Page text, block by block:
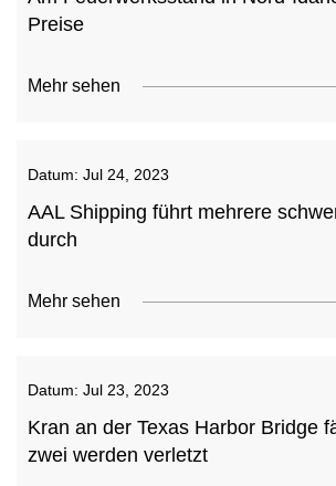
Preise
Mehr sehen
Datum: Jul 24, 2023
AAL Shipping führt mehrere
durch
Mehr sehen
Datum: Jul 23, 2023
Kran an der Texas Harbor Bridge
zwei werden verletzt